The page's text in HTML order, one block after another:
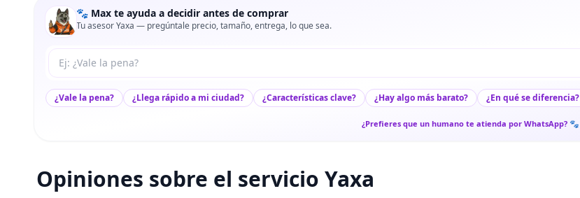
🐾 Max te ayuda a decidir antes de comprar
Tu asesor Yaxa — pregúntale precio, tamaño, entrega, lo que sea.
Tu pregunta a Max
¿Vale la pena? ¿Llega rápido a mi ciudad? ¿Características clave? ¿Hay algo más barato? ¿En qué se diferencia?
¿Prefieres que un humano te atienda por WhatsApp? 🐾
Opiniones sobre el servicio Yaxa